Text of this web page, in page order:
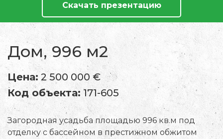
Скачать презентацию
Дом, 996 м2
Цена: 2 500 000 €
Код объекта: 171-605
Загородная усадьба площадью 996 кв.м под
отделку с бассейном в престижном обжитом